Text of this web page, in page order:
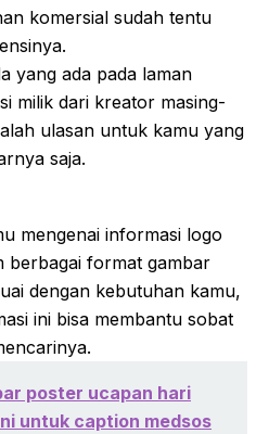
komersial sudah tentu
yang ada pada laman
milik dari kreator masing-
ulasan untuk kamu yang
saja.
mengenai informasi logo
berbagai format gambar
dengan kebutuhan kamu,
ini bisa membantu sobat
poster ucapan hari
untuk caption medsos